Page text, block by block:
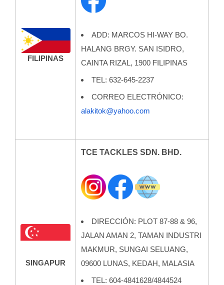
FILIPINAS
ADD: MARCOS HI-WAY BO.
HALANG BRGY. SAN ISIDRO,
CAINTA RIZAL, 1900 FILIPINAS
TEL:632-645-2237
CORREO ELECTRÓNICO:
alakitok@yahoo.com
SINGAPUR
TCE TACKLES SDN. BHD.
DIRECCIÓN: PLOT 87-88 & 96,
JALAN AMAN 2, TAMAN INDUSTRI
MAKMUR, SUNGAI SELUANG,
09600 LUNAS, KEDAH, MALASIA
TEL: 604-4841628/4844524